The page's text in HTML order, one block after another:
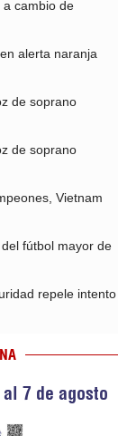
cambio de
alerta naranja
de soprano
de soprano
Vietnam
fútbol mayor de
repele intento
7 de agosto